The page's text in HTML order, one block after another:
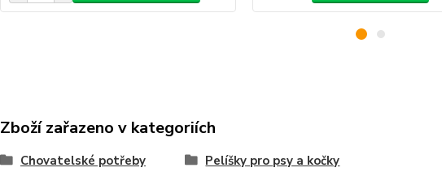
Zboží zařazeno v kategoriích
Chovatelské potřeby Pelíšky pro psy a kočky